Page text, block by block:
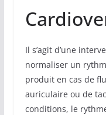
Il s’agit d’une
normaliser un
produit en cas de
auriculaire ou de
conditions, le